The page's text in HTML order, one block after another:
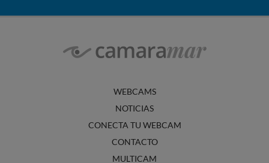
WEBCAMS
NOTICIAS
CONECTA TU WEBCAM
CONTACTO
MULTICAM